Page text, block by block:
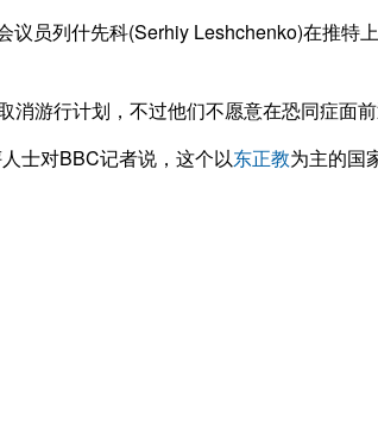
员列什先科(Serhiy Leshchenko)在推特
游行计划，不过他们不愿意在恐同症面前
士对BBC记者说，这个以东正教为主的国